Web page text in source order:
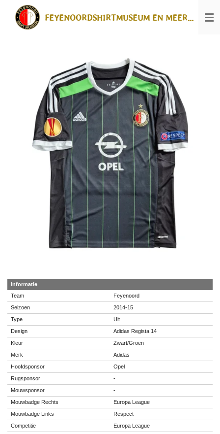
direct
FEYENOORDSHIRTMUSEUM EN MEER...
Informatie
Team
Feyenoord
Seizoen
2014-15
Type
Uit
Design
Adidas Regista 14
Kleur
Zwart/Groen
Merk
Adidas
Hoofdsponsor
Opel
Rugsponsor
-
Mouwsponsor
-
Mouwbadge Rechts
Europa League
Mouwbadge Links
Respect
Competitie
Europa League